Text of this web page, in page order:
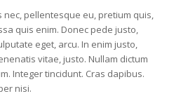
nec, pellentesque eu, pretium quis,
quis enim. Donec pede justo,
eget, arcu. In enim justo,
vitae, justo. Nullam dictum
Integer tincidunt. Cras dapibus.
nisi.